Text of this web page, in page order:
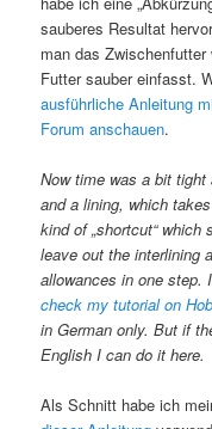
sauberes Resultat
man das
Futter sauber einfasst.
ausführliche Anleitung
Forum anschauen.
Now time was a bit tight
and a lining, which
kind of „shortcut“
leave out the interlining
allowances in one step.
check my tutorial on
in German only. But if
English I can do it here.
Als Schnitt habe ich